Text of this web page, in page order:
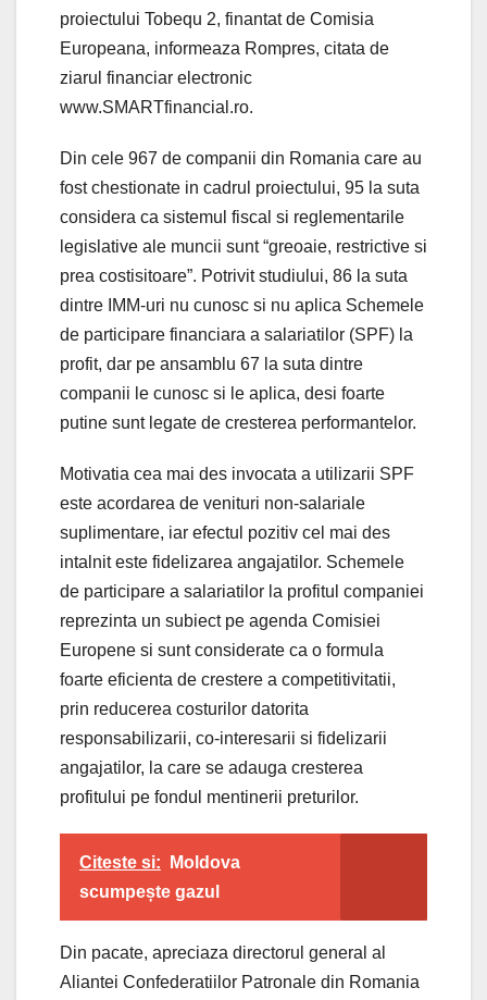
proiectului Tobequ 2, finantat de Comisia
Europeana, informeaza Rompres, citata de
ziarul financiar electronic
www.SMARTfinancial.ro.
Din cele 967 de companii din Romania care au
fost chestionate in cadrul proiectului, 95 la suta
considera ca sistemul fiscal si reglementarile
legislative ale muncii sunt “greoaie, restrictive si
prea costisitoare”. Potrivit studiului, 86 la suta
dintre IMM-uri nu cunosc si nu aplica Schemele
de participare financiara a salariatilor (SPF) la
profit, dar pe ansamblu 67 la suta dintre
companii le cunosc si le aplica, desi foarte
putine sunt legate de cresterea performantelor.
Motivatia cea mai des invocata a utilizarii SPF
este acordarea de venituri non-salariale
suplimentare, iar efectul pozitiv cel mai des
intalnit este fidelizarea angajatilor. Schemele
de participare a salariatilor la profitul companiei
reprezinta un subiect pe agenda Comisiei
Europene si sunt considerate ca o formula
foarte eficienta de crestere a competitivitatii,
prin reducerea costurilor datorita
responsabilizarii, co-interesarii si fidelizarii
angajatilor, la care se adauga cresterea
profitului pe fondul mentinerii preturilor.
Citeste si:
Moldova
scumpește gazul
Din pacate, apreciaza directorul general al
Aliantei Confederatiilor Patronale din Romania